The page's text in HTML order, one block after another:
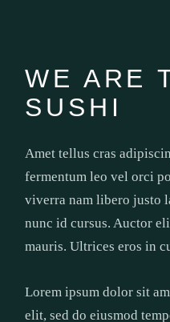
WE ARE
SUSHI
Amet tellus cras
fermentum leo vel orci
viverra nam libero justo
nunc id cursus. Auctor
mauris. Ultrices eros in
Lorem ipsum dolor sit
elit, sed do eiusmod